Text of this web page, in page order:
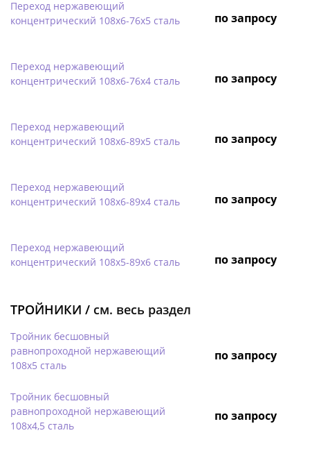
Переход нержавеющий
концентрический 108х6-76х5 сталь
по запросу
Переход нержавеющий
концентрический 108х6-76х4 сталь
по запросу
Переход нержавеющий
концентрический 108х6-89х5 сталь
по запросу
Переход нержавеющий
концентрический 108х6-89х4 сталь
по запросу
Переход нержавеющий
концентрический 108х5-89х6 сталь
по запросу
ТРОЙНИКИ / см. весь раздел
Тройник бесшовный
равнопроходной нержавеющий
108х5 сталь
по запросу
Тройник бесшовный
равнопроходной нержавеющий
108х4,5 сталь
по запросу